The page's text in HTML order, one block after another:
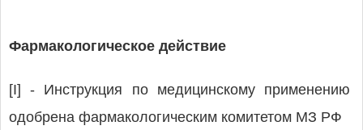
Фармакологическое действие
[I] - Инструкция по медицинскому применению
одобрена фармакологическим комитетом МЗ РФ